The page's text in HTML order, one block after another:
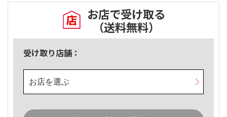
お店で受け取る
（送料無料）
受け取り店舗：
お店を選ぶ